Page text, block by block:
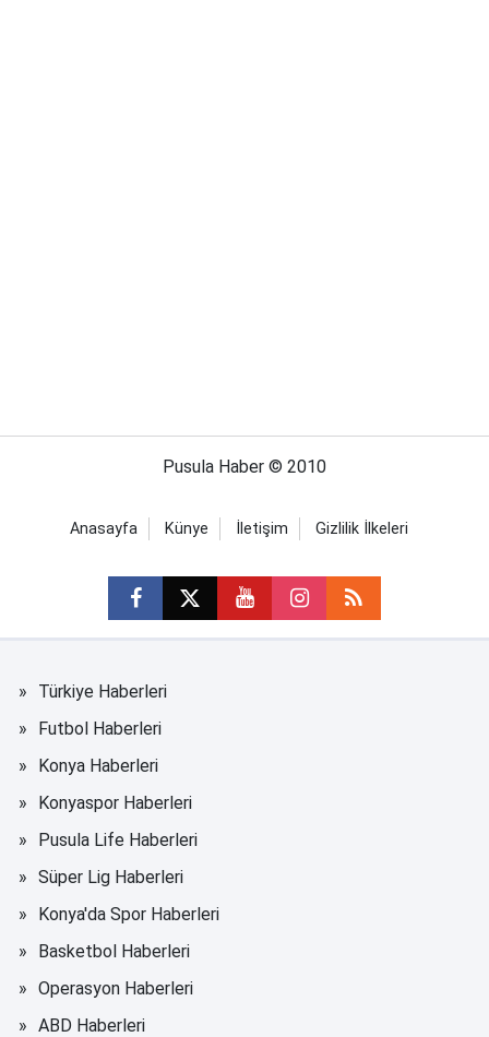
Pusula Haber © 2010
Anasayfa Künye İletişim Gizlilik İlkeleri
Türkiye Haberleri
Futbol Haberleri
Konya Haberleri
Konyaspor Haberleri
Pusula Life Haberleri
Süper Lig Haberleri
Konya'da Spor Haberleri
Basketbol Haberleri
Operasyon Haberleri
ABD Haberleri